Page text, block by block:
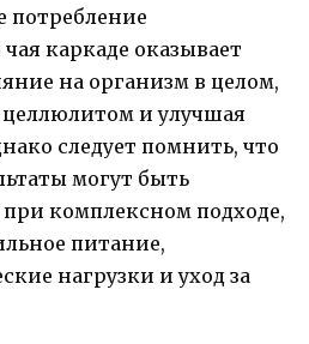
потребление
каркаде оказывает
на организм в целом,
целлюлитом и улучшая
следует помнить, что
могут быть
комплексном подходе,
питание,
нагрузки и уход за